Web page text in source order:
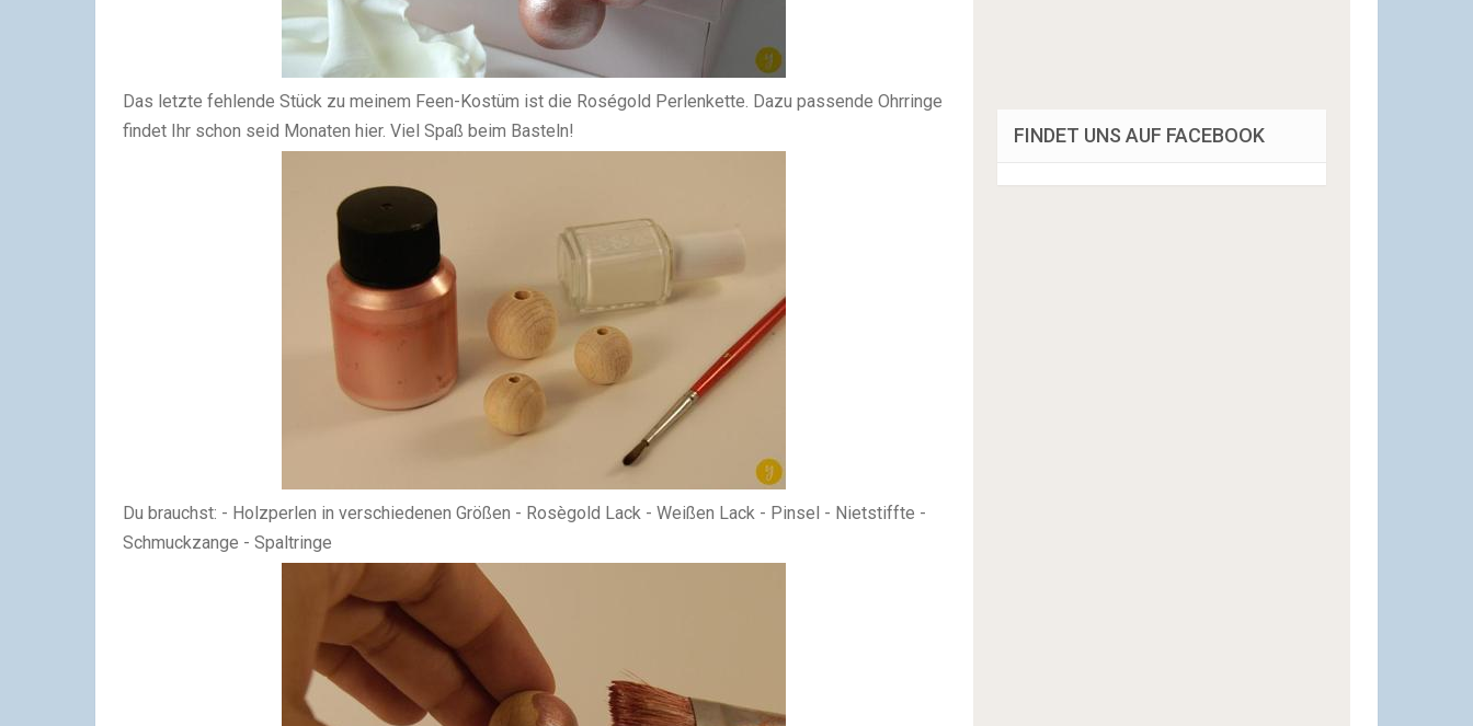
Das letzte fehlende Stück zu meinem Feen-Kostüm ist die Roségold Perlenkette. Dazu passende Ohrringe
findet Ihr schon seid Monaten hier. Viel Spaß beim Basteln!
Du brauchst: - Holzperlen in verschiedenen Größen - Rosègold Lack - Weißen Lack - Pinsel - Nietstiffte -
Schmuckzange - Spaltringe
FINDET UNS AUF FACEBOOK